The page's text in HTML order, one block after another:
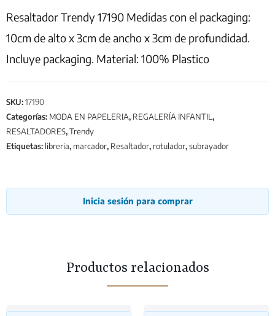
Resaltador Trendy 17190 Medidas con el packaging:
10cm de alto x 3cm de ancho x 3cm de profundidad.
Incluye packaging. Material: 100% Plastico
SKU:17190
Categorías: MODA EN PAPELERIA, REGALERÍA INFANTIL ,
RESALTADORES,Trendy
Etiquetas: libreria, marcador, Resaltador, rotulador,subrayador
Inicia sesión para comprar
Productos relacionados